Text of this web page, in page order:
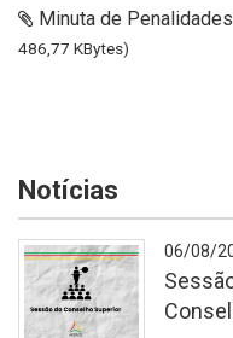
Minuta de
486,77 KBytes)
Notícias
06/08/